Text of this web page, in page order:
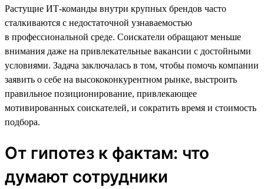
Растущие ИТ-команды внутри крупных брендов часто
сталкиваются с недостаточной узнаваемостью
в профессиональной среде. Соискатели обращают меньше
внимания даже на привлекательные вакансии с достойными
условиями. Задача заключалась в том, чтобы помочь компании
заявить о себе на высококонкурентном рынке, выстроить
правильное позиционирование, привлекающее
мотивированных соискателей, и сократить время и стоимость
подбора.
От гипотез к фактам: что
думают сотрудники